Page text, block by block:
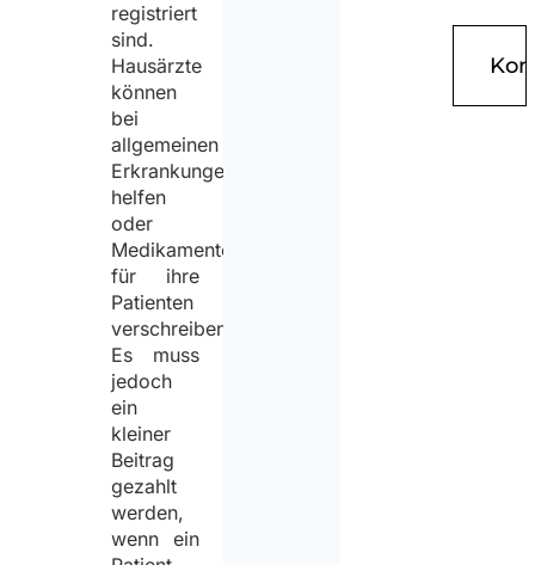
registriert
sind.
Hausärzte
können
bei
allgemeinen
Erkrankungen
helfen
oder
Medikamente
für ihre
Patienten
verschreiben.
Es muss
jedoch
ein
kleiner
Beitrag
gezahlt
werden,
wenn ein